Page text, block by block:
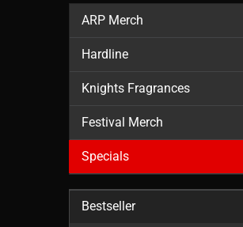
ARP Merch
Hardline
Knights Fragrances
Festival Merch
Specials
Bestseller